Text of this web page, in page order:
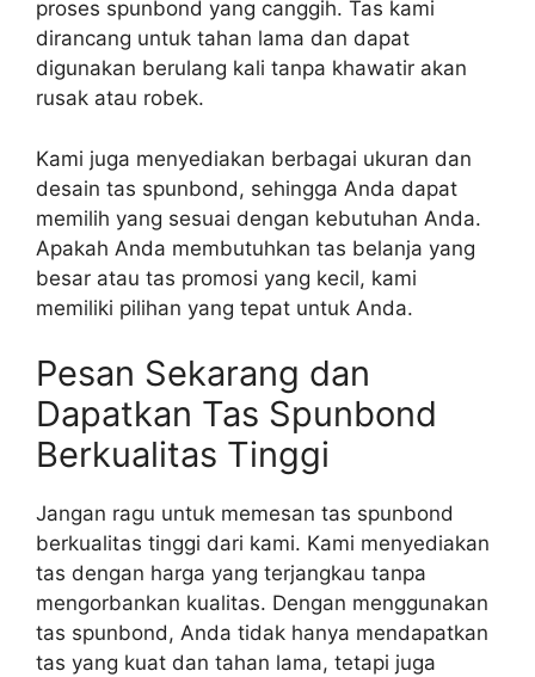
proses spunbond yang canggih. Tas kami
dirancang untuk tahan lama dan dapat
digunakan berulang kali tanpa khawatir akan
rusak atau robek.
Kami juga menyediakan berbagai ukuran dan
desain tas spunbond, sehingga Anda dapat
memilih yang sesuai dengan kebutuhan Anda.
Apakah Anda membutuhkan tas belanja yang
besar atau tas promosi yang kecil, kami
memiliki pilihan yang tepat untuk Anda.
Pesan Sekarang dan
Dapatkan Tas Spunbond
Berkualitas Tinggi
Jangan ragu untuk memesan tas spunbond
berkualitas tinggi dari kami. Kami menyediakan
tas dengan harga yang terjangkau tanpa
mengorbankan kualitas. Dengan menggunakan
tas spunbond, Anda tidak hanya mendapatkan
tas yang kuat dan tahan lama, tetapi juga